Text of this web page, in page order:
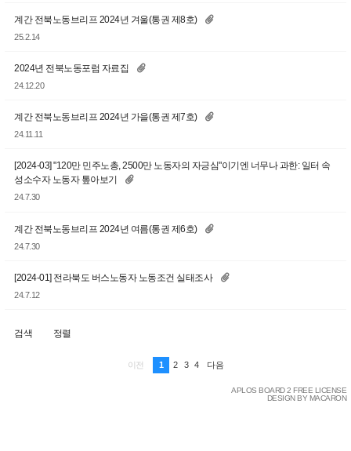
계간 전북노동브리프 2024년 겨울(통권 제8호)
25.2.14
2024년 전북노동포럼 자료집
24.12.20
계간 전북노동브리프 2024년 가을(통권 제7호)
24.11.11
[2024-03] "120만 민주노총, 2500만 노동자의 자긍심"이기엔 너무나 과한: 일터 속
성소수자 노동자 톺아보기
24.7.30
계간 전북노동브리프 2024년 여름(통권 제6호)
24.7.30
[2024-01] 전라북도 버스노동자 노동조건 실태조사
24.7.12
검색 정렬
이전 1 2 3 4 다음
APLOS BOARD 2 FREE LICENSE
DESIGN BY MACARON